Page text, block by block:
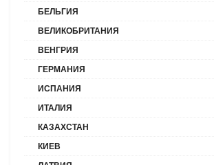
БЕЛЬГИЯ
ВЕЛИКОБРИТАНИЯ
ВЕНГРИЯ
ГЕРМАНИЯ
ИСПАНИЯ
ИТАЛИЯ
КАЗАХСТАН
КИЕВ